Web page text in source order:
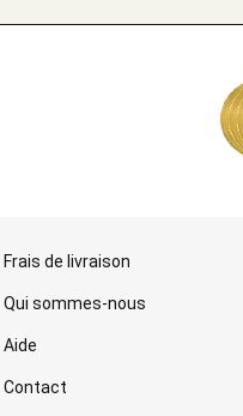
Frais de livraison
Qui sommes-nous
Aide
Contact